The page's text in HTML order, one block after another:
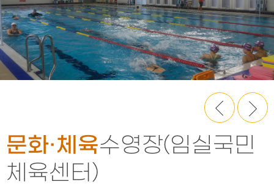
문화·체육수영장(임실국민
체육센터)